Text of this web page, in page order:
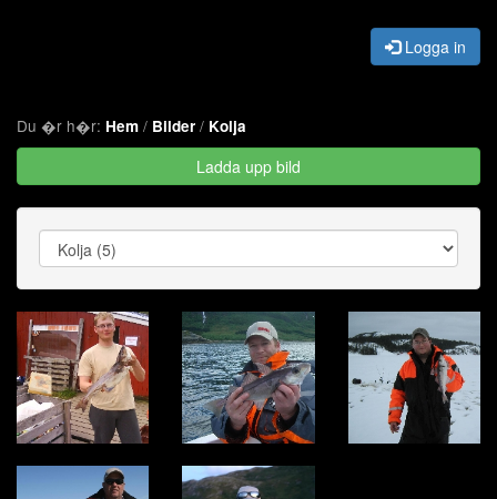
Logga in
Du �r h�r: Hem / Bilder / Kolja
Ladda upp bild